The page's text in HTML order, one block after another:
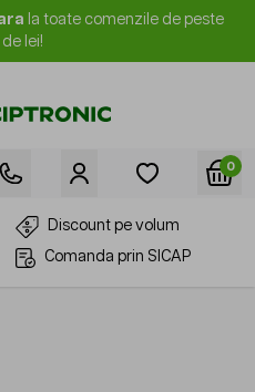
la toate comenzile de peste
lei!
0
Discount pe volum
Comanda prin SICAP